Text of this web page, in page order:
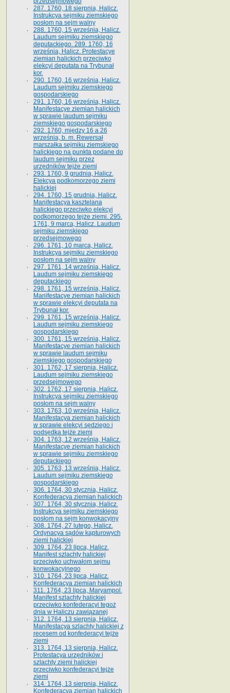
287. 1760, 18 sierpnia, Halicz.
Instrukcya sejmiku ziemskiego
posłom na sejm walny
288. 1760, 15 września, Halicz.
Laudum sejmiku ziemskiego
deputackiego. 289. 1760, 16
września, Halicz. Protestacye
ziemian halickich przeciwko
elekcyi deputata na Trybunał
kor.
290. 1760, 16 września, Halicz.
Laudum sejmiku ziemskiego
gospodarskiego
291. 1760, 16 września, Halicz.
Manifestacye ziemian halickich
w sprawie laudum sejmiku
ziemskiego gospodarskiego
292. 1760, między 16 a 26
września, b. m. Rewersał
marszałka sejmiku ziemskiego
halickiego na punkta podane do
laudum sejmiku przez
urzędników tejże ziemi
293. 1760, 9 grudnia, Halicz.
Elekcya podkomorzego ziemi
halickiej
294. 1760, 15 grudnia, Halicz.
Manifestacya kasztelana
halickiego przeciwko elekcyi
podkomorzego tejże ziemi. 295.
1761, 9 marca, Halicz. Laudum
sejmiku ziemskiego
przedsejmowego
296. 1761, 10 marca, Halicz.
Instrukcya sejmiku ziemskiego
posłom na sejm walny
297. 1761, 14 września, Halicz.
Laudum sejmiku ziemskiego
deputackiego
298. 1761, 15 września, Halicz.
Manifestacye ziemian halickich
w sprawie elekcyi deputata na
Trybunał kor.
299. 1761, 15 września, Halicz.
Laudum sejmiku ziemskiego
gospodarskiego
300. 1761, 15 września, Halicz.
Manifestacye ziemian halickich
w sprawie laudum sejmiku
ziemskiego gospodarskiego
301. 1762, 17 sierpnia, Halicz.
Laudum sejmiku ziemskiego
przedsejmowego
302. 1762, 17 sierpnia, Halicz.
Instrukcya sejmiku ziemskiego
posłom na sejm walny
303. 1763, 10 września, Halicz.
Manifestacya ziemian halickich
w sprawie elekcyi sędziego i
podsędka tejże ziemi
304. 1763, 12 września, Halicz.
Manifestacye ziemian halickich
w sprawie sejmiku ziemskiego
deputackiego
305. 1763, 13 września, Halicz.
Laudum sejmiku ziemskiego
gospodarskiego
306. 1764, 30 stycznia, Halicz.
Konfederacya ziemian halickich
307. 1764, 30 stycznia, Halicz.
Instrukcya sejmiku ziemskiego
posłom na sejm konwokacyjny
308. 1764, 27 lutego, Halicz.
Ordynacya sądów kapturowych
ziemi halickiej
309. 1764, 23 lipca, Halicz.
Manifest szlachty halickiej
przeciwko uchwałom sejmu
konwokacyjnego
310. 1764, 23 lipca, Halicz.
Konfederacya ziemian halickich
311. 1764, 23 lipca, Maryampol.
Manifest szlachty halickiej
przeciwko konfederacyi tegoż
dnia w Haliczu zawiązanej
312. 1764, 13 sierpnia, Halicz.
Manifestacya szlachty halickiej z
recesem od konfederacyi tejże
ziemi
313. 1764, 13 sierpnia, Halicz.
Protestacya urzędników i
szlachty ziemi halickiej
przeciwko konfederacyi tejże
ziemi
314. 1764, 13 sierpnia, Halicz.
Konfederacya ziemian halickich